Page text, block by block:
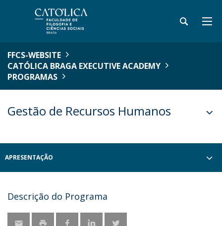
FFCS-WEBSITE
CATÓLICA BRAGA EXECUTIVE ACADEMY
PROGRAMAS
Gestão de Recursos Humanos
APRESENTAÇÃO
Descrição do Programa